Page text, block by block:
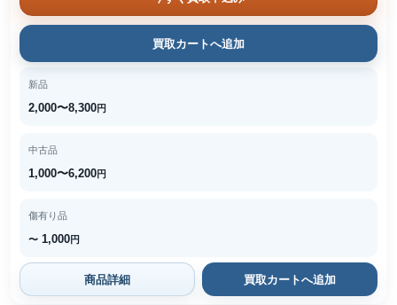
買取カートへ追加
新品
2,000〜8,300円
中古品
1,000〜6,200円
傷有り品
〜 1,000円
商品詳細 買取カートへ追加